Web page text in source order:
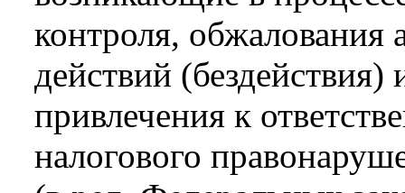
контроля, обжалования
действий
привлечения к
налогового